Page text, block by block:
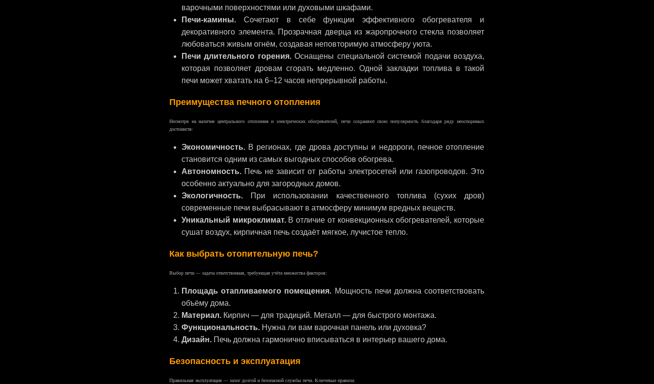
варочными поверхностями или духовыми шкафами.
Печи-камины. Сочетают в себе функции эффективного обогревателя и
декоративного элемента. Прозрачная дверца из жаропрочного стекла позволяет
любоваться живым огнём, создавая неповторимую атмосферу уюта.
Печи длительного горения.Оснащены специальной системой подачи воздуха,
которая позволяет дровам сгорать медленно. Одной закладки топлива в такой
печи может хватать на 6–12 часов непрерывной работы.
Преимущества печного отопления
Несмотря на наличие центрального отопления и электрических обогревателей, печи сохраняют свою популярность благодаря ряду неоспоримых
достоинств:
Экономичность. В регионах, где дрова доступны и недороги, печное отопление
становится одним из самых выгодных способов обогрева.
Автономность. Печь не зависит от работы электросетей или газопроводов. Это
особенно актуально для загородных домов.
Экологичность. При использовании качественного топлива (сухих дров)
современные печи выбрасывают в атмосферу минимум вредных веществ.
Уникальный микроклимат.В отличие от конвекционных обогревателей, которые
сушат воздух, кирпичная печь создаёт мягкое, лучистое тепло.
Как выбрать отопительную печь?
Выбор печи — задача ответственная, требующая учёта множества факторов:
Площадь отапливаемого помещения. Мощность печи должна соответствовать
объёму дома.
Материал. Кирпич — для традиций. Металл — для быстрого монтажа.
Функциональность. Нужна ли вам варочная панель или духовка?
Дизайн. Печь должна гармонично вписываться в интерьер вашего дома.
Безопасность и эксплуатация
Правильная эксплуатация — залог долгой и безопасной службы печи. Ключевые правила: